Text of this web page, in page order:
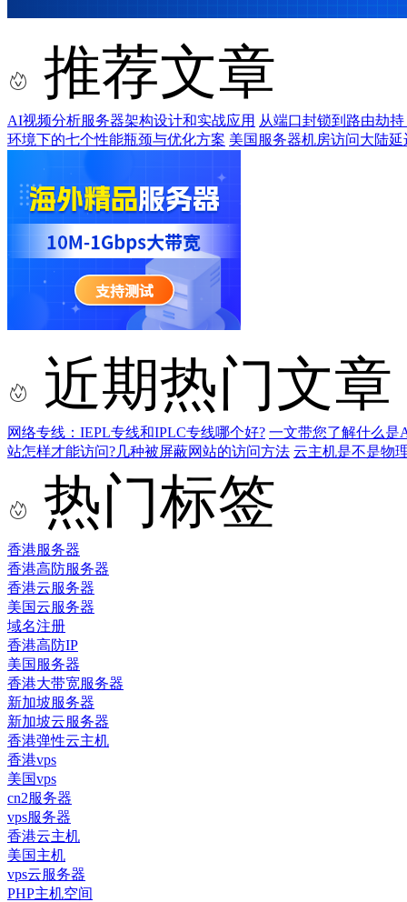
推荐文章
AI视频分析服务器架构设计和实战应用 从端口封锁到路由劫
环境下的七个性能瓶颈与优化方案 美国服务器机房访问大陆
近期热门文章
网络专线：IEPL专线和IPLC专线哪个好? 一文带您了解什么是
站怎样才能访问?几种被屏蔽网站的访问方法 云主机是不是物
热门标签
香港服务器
香港高防服务器
香港云服务器
美国云服务器
域名注册
香港高防IP
美国服务器
香港大带宽服务器
新加坡服务器
新加坡云服务器
香港弹性云主机
香港vps
美国vps
cn2服务器
vps服务器
香港云主机
美国主机
vps云服务器
PHP主机空间